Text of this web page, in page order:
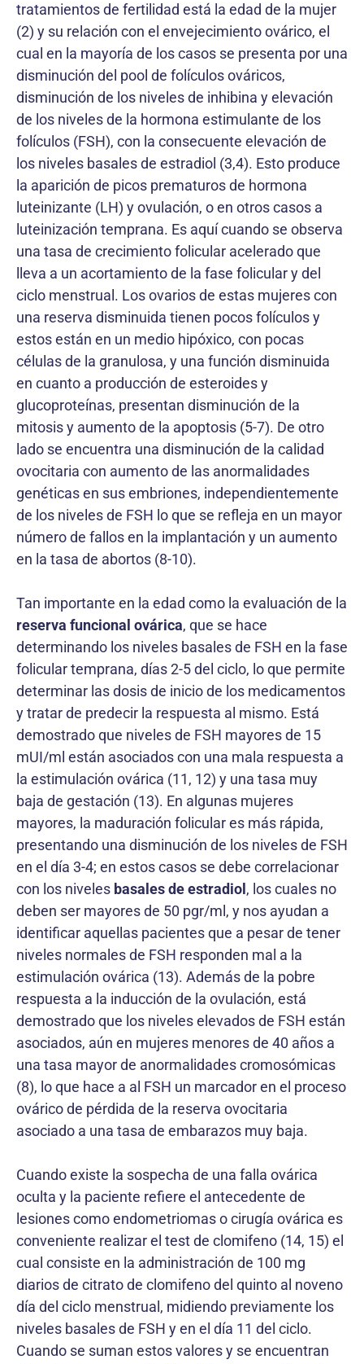
tratamientos de fertilidad está la edad de la mujer
(2) y su relación con el envejecimiento ovárico, el
cual en la mayoría de los casos se presenta por una
disminución del pool de folículos ováricos,
disminución de los niveles de inhibina y elevación
de los niveles de la hormona estimulante de los
folículos (FSH), con la consecuente elevación de
los niveles basales de estradiol (3,4). Esto produce
la aparición de picos prematuros de hormona
luteinizante (LH) y ovulación, o en otros casos a
luteinización temprana. Es aquí cuando se observa
una tasa de crecimiento folicular acelerado que
lleva a un acortamiento de la fase folicular y del
ciclo menstrual. Los ovarios de estas mujeres con
una reserva disminuida tienen pocos folículos y
estos están en un medio hipóxico, con pocas
células de la granulosa, y una función disminuida
en cuanto a producción de esteroides y
glucoproteínas, presentan disminución de la
mitosis y aumento de la apoptosis (5-7). De otro
lado se encuentra una disminución de la calidad
ovocitaria con aumento de las anormalidades
genéticas en sus embriones, independientemente
de los niveles de FSH lo que se refleja en un mayor
número de fallos en la implantación y un aumento
en la tasa de abortos (8-10).
Tan importante en la edad como la evaluación de la
reserva funcional ovárica, que se hace
determinando los niveles basales de FSH en la fase
folicular temprana, días 2-5 del ciclo, lo que permite
determinar las dosis de inicio de los medicamentos
y tratar de predecir la respuesta al mismo. Está
demostrado que niveles de FSH mayores de 15
mUI/ml están asociados con una mala respuesta a
la estimulación ovárica (11, 12) y una tasa muy
baja de gestación (13). En algunas mujeres
mayores, la maduración folicular es más rápida,
presentando una disminución de los niveles de FSH
en el día 3-4; en estos casos se debe correlacionar
con los niveles basales de estradiol , los cuales no
deben ser mayores de 50 pgr/ml, y nos ayudan a
identificar aquellas pacientes que a pesar de tener
niveles normales de FSH responden mal a la
estimulación ovárica (13). Además de la pobre
respuesta a la inducción de la ovulación, está
demostrado que los niveles elevados de FSH están
asociados, aún en mujeres menores de 40 años a
una tasa mayor de anormalidades cromosómicas
(8), lo que hace a al FSH un marcador en el proceso
ovárico de pérdida de la reserva ovocitaria
asociado a una tasa de embarazos muy baja.
Cuando existe la sospecha de una falla ovárica
oculta y la paciente refiere el antecedente de
lesiones como endometriomas o cirugía ovárica es
conveniente realizar el test de clomifeno (14, 15) el
cual consiste en la administración de 100 mg
diarios de citrato de clomifeno del quinto al noveno
día del ciclo menstrual, midiendo previamente los
niveles basales de FSH y en el día 11 del ciclo.
Cuando se suman estos valores y se encuentran